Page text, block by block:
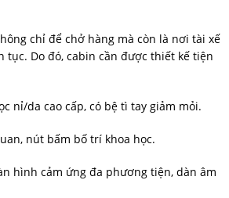
chỉ để chở hàng mà còn là nơi tài xế
tục. Do đó, cabin cần được thiết kế tiện
nỉ/da cao cấp, có bệ tì tay giảm mỏi.
nút bấm bố trí khoa học.
hình cảm ứng đa phương tiện, dàn âm